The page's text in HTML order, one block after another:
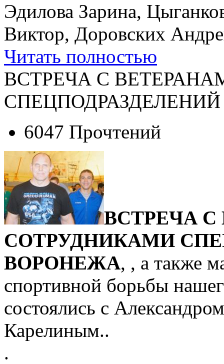
Эдилова Зарина,
Виктор, Доровских
Читать полностью
ВСТРЕЧА С
6047 Прочтений
ВСТРЕЧА
СОТРУДНИКАМИ
ВОРОНЕЖА, , а также
спортивной борьбы
состоялись с
Карелиным..
.